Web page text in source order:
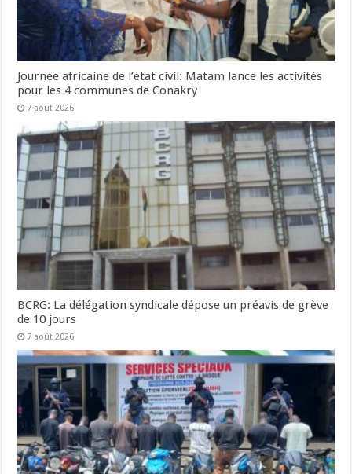
Journée africaine de l’état civil: Matam lance les activités
pour les 4 communes de Conakry
7 août 2026
BCRG: La délégation syndicale dépose un préavis de grève
de 10 jours
7 août 2026